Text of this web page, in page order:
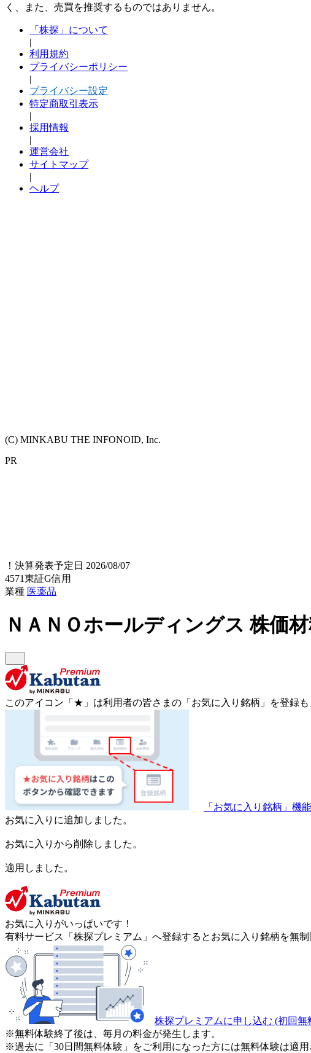
く、また、売買を推奨するものではありません。
「株探」について
|
利用規約
プライバシーポリシー
|
プライバシー設定
特定商取引表示
|
採用情報
|
運営会社
サイトマップ
|
ヘルプ
(C) MINKABU THE INFONOID, Inc.
PR
！ 決算発表予定日 2026/08/07
4571東証G信用
業種 医薬品
ＮＡＮＯホールディングス株価
このアイコン 「★」 は利用者の皆さまの 「お気に入り銘柄」を登録
「お気に入り銘柄」機
お気に入りに追加しました。
お気に入りから削除しました。
適用しました。
お気に入りがいっぱいです！
有料サービス「株探プレミアム」へ登録するとお気に入り銘柄を無
株探プレミアムに申し込む (初回無
※無料体験終了後は、毎月の料金が発生します。
※過去に「30日間無料体験」をご利用になった方には無料体験は適用